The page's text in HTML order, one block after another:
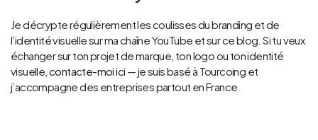
Je décrypte régulièrement les coulisses du branding et de
l’identité visuelle sur ma chaîne YouTube et sur ce blog. Si tu veux
échanger sur ton projet de marque, ton logo ou ton identité
visuelle,contacte-moi ici — je suis basé à Tourcoing et
j’accompagne des entreprises partout en France.